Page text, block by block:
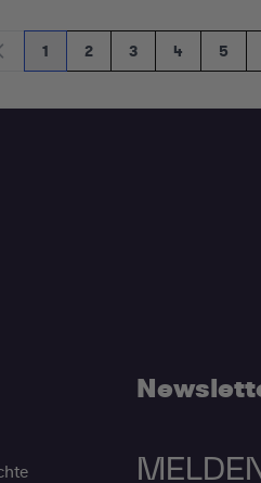
Sie lesen gerade die Seite
1 Seite
2 Seite
3 Seite
4 Seite
5